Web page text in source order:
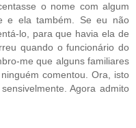
o nome com algum
e ela também. Se eu não
lo, para que havia ela de
quando o funcionário do
me que alguns familiares
comentou. Ora, isto
Agora admito